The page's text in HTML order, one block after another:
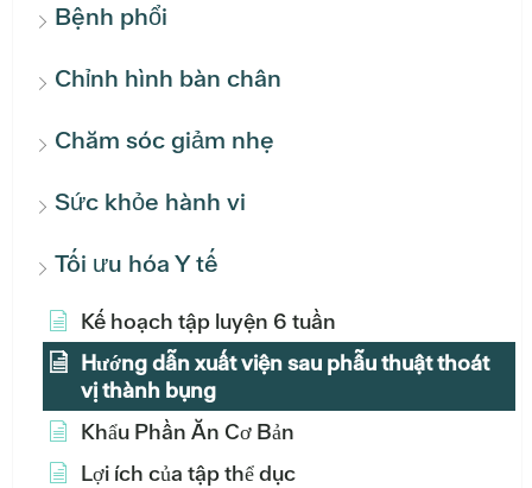
Bệnh phổi
Chỉnh hình bàn chân
Chăm sóc giảm nhẹ
Sức khỏe hành vi
Tối ưu hóa Y tế
Kế hoạch tập luyện 6 tuần
Hướng dẫn xuất viện sau phẫu thuật thoát
vị thành bụng
Khẩu Phần Ăn Cơ Bản
Lợi ích của tập thể dục